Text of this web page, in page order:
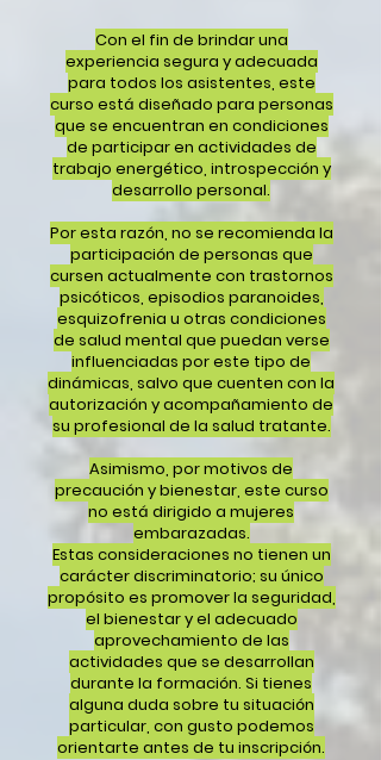
Con el fin de brindar una
experiencia segura y adecuada
para todos los asistentes, este
curso está diseñado para personas
que se encuentran en condiciones
de participar en actividades de
trabajo energético, introspección y
desarrollo personal.
Por esta razón, no se recomienda la
participación de personas que
cursen actualmente con trastornos
psicóticos, episodios paranoides,
esquizofrenia u otras condiciones
de salud mental que puedan verse
influenciadas por este tipo de
dinámicas, salvo que cuenten con la
autorización y acompañamiento de
su profesional de la salud tratante.
Asimismo, por motivos de
precaución y bienestar, este curso
no está dirigido a mujeres
embarazadas.
Estas consideraciones no tienen un
carácter discriminatorio; su único
propósito es promover la seguridad,
el bienestar y el adecuado
aprovechamiento de las
actividades que se desarrollan
durante la formación. Si tienes
alguna duda sobre tu situación
particular, con gusto podemos
orientarte antes de tu inscripción.